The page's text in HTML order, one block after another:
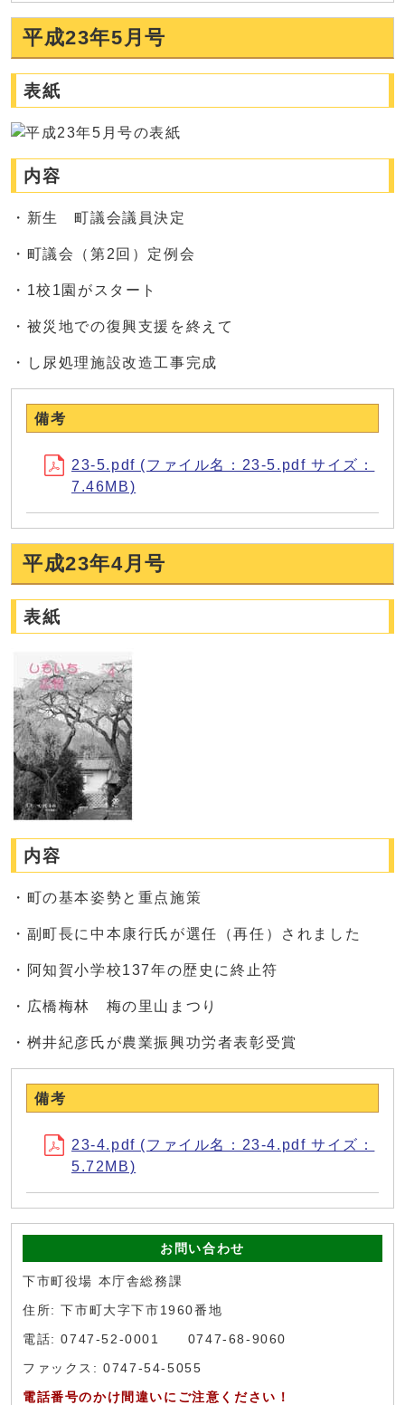
平成23年5月号
表紙
内容
・新生 町議会議員決定
・町議会（第2回）定例会
・1校1園がスタート
・被災地での復興支援を終えて
・し尿処理施設改造工事完成
備考
23-5.pdf (ファイル名：23-5.pdf サイズ：
7.46MB)
平成23年4月号
表紙
内容
・町の基本姿勢と重点施策
・副町長に中本康行氏が選任（再任）されました
・阿知賀小学校137年の歴史に終止符
・広橋梅林 梅の里山まつり
・桝井紀彦氏が農業振興功労者表彰受賞
備考
23-4.pdf (ファイル名：23-4.pdf サイズ：
5.72MB)
お問い合わせ
下市町役場 本庁舎総務課
住所: 下市町大字下市1960番地
電話: 0747-52-0001 0747-68-9060
ファックス: 0747-54-5055
電話番号のかけ間違いにご注意ください！